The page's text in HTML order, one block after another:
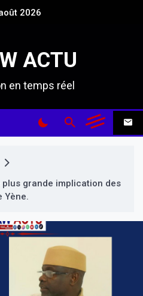
2026
ACTU
en temps réel
plus grande implication des
Yène.